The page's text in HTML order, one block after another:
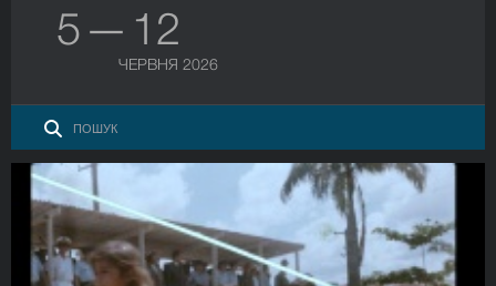
5 — 12
ЧЕРВНЯ 2026